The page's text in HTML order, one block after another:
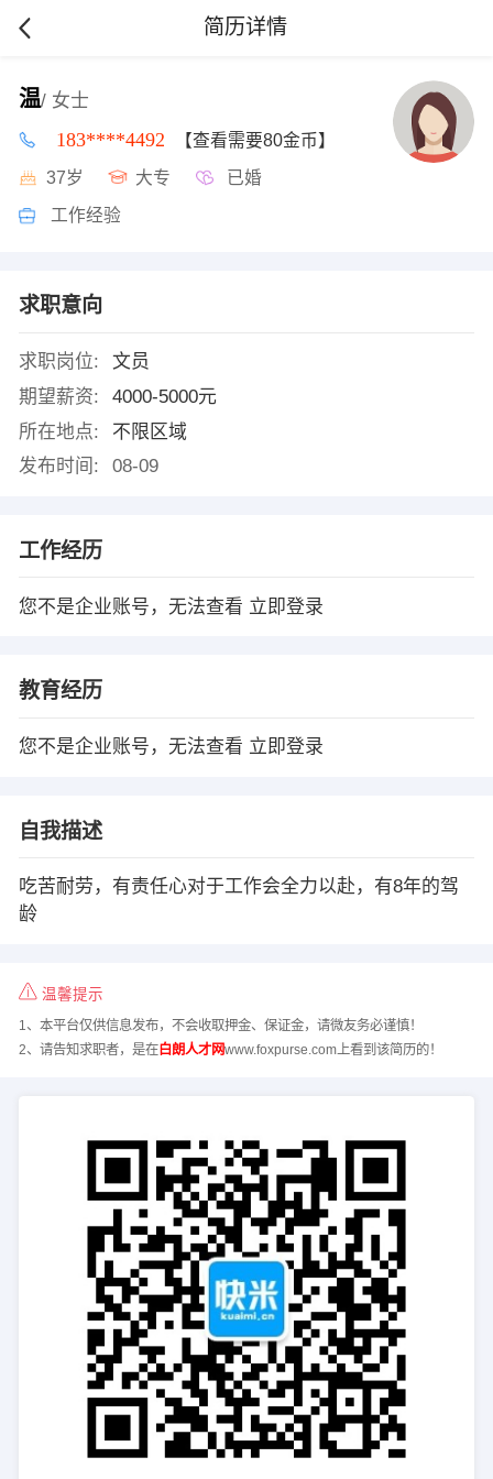
简历详情
温/ 女士
183****4492 【查看需要80金币】
37岁 大专 已婚
工作经验
求职意向
求职岗位:
文员
期望薪资:
4000-5000元
所在地点:
不限区域
发布时间:
08-09
工作经历
您不是企业账号，无法查看 立即登录
教育经历
您不是企业账号，无法查看 立即登录
自我描述
吃苦耐劳，有责任心对于工作会全力以赴，有8年的驾
龄
温馨提示
1、本平台仅供信息发布，不会收取押金、保证金，请微友务必谨慎！
2、请告知求职者，是在白朗人才网www.foxpurse.com上看到该简历的！